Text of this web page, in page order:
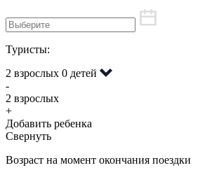
Туристы:
2 взрослых 0 детей
-
2 взрослых
+
Добавить ребенка
Свернуть
Возраст на момент окончания поездки